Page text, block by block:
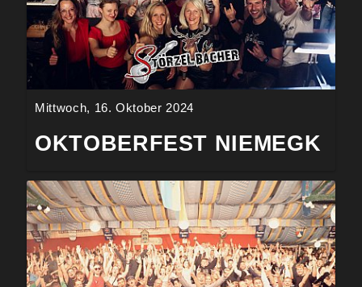
Mittwoch, 16. Oktober 2024
OKTOBERFEST NIEMEGK